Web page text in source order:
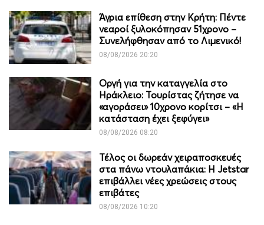
Άγρια επίθεση στην Κρήτη: Πέντε
νεαροί ξυλοκόπησαν 51χρονο –
Συνελήφθησαν από το Λιμενικό!
08/08/2026 20:20
Οργή για την καταγγελία στο
Ηράκλειο: Τουρίστας ζήτησε να
«αγοράσει» 10χρονο κορίτσι – «Η
κατάσταση έχει ξεφύγει»
08/08/2026 08:20
Τέλος οι δωρεάν χειραποσκευές
στα πάνω ντουλαπάκια: Η Jetstar
επιβάλλει νέες χρεώσεις στους
επιβάτες
08/08/2026 10:20